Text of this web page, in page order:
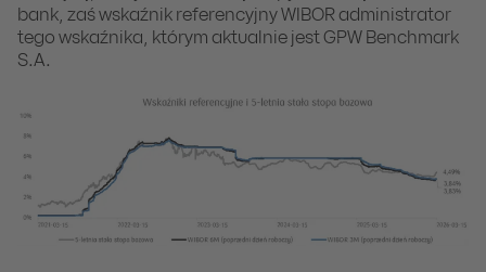
bank, zaś wskaźnik referencyjny WIBOR administrator
tego wskaźnika, którym aktualnie jest GPW Benchmark
S.A.